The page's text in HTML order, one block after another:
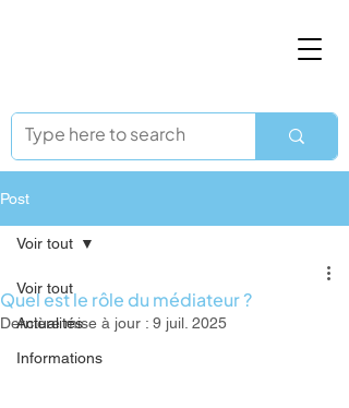
Post
Voir tout
Actualités
Informations
Voir tout
Quel est le rôle du médiateur ?
Dernière mise à jour : 9 juil. 2025